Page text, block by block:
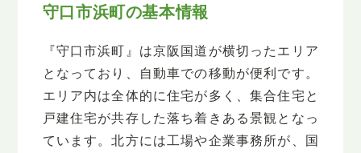
守口市浜町の基本情報
『守口市浜町』は京阪国道が横切ったエリア
となっており、自動車での移動が便利です。
エリア内は全体的に住宅が多く、集合住宅と
戸建住宅が共存した落ち着きある景観となっ
ています。北方には工場や企業事務所が、国